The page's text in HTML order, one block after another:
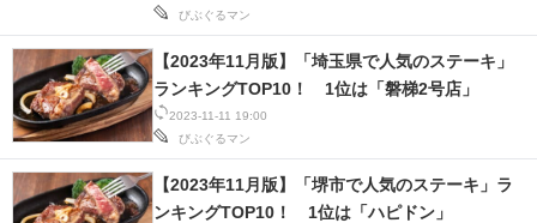
びぶぐるマン
2023-11-11 19:00
びぶぐるマン
【2023年11月版】「埼玉県で人気のステーキ」
ランキングTOP10！ 1位は「磐梯2号店」
【2023年11月版】「堺市で人気のステーキ」ラ
ンキングTOP10！ 1位は「ハピドン」